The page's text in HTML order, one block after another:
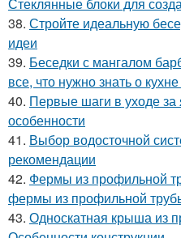
38. Стройте идеальную
идеи
39. Беседки с мангалом
все, что нужно знать о
40. Первые шаги в уходе
особенности
41. Выбор водосточной
рекомендации
42. Фермы из профильной
фермы из профильной
43. Односкатная крыша из